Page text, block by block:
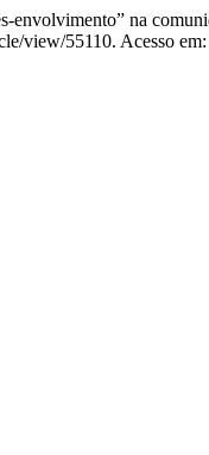
envolvimento” na
view/55110. Acesso